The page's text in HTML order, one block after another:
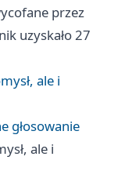
przez
uzyskało 27
ale i
głosowanie
ale i